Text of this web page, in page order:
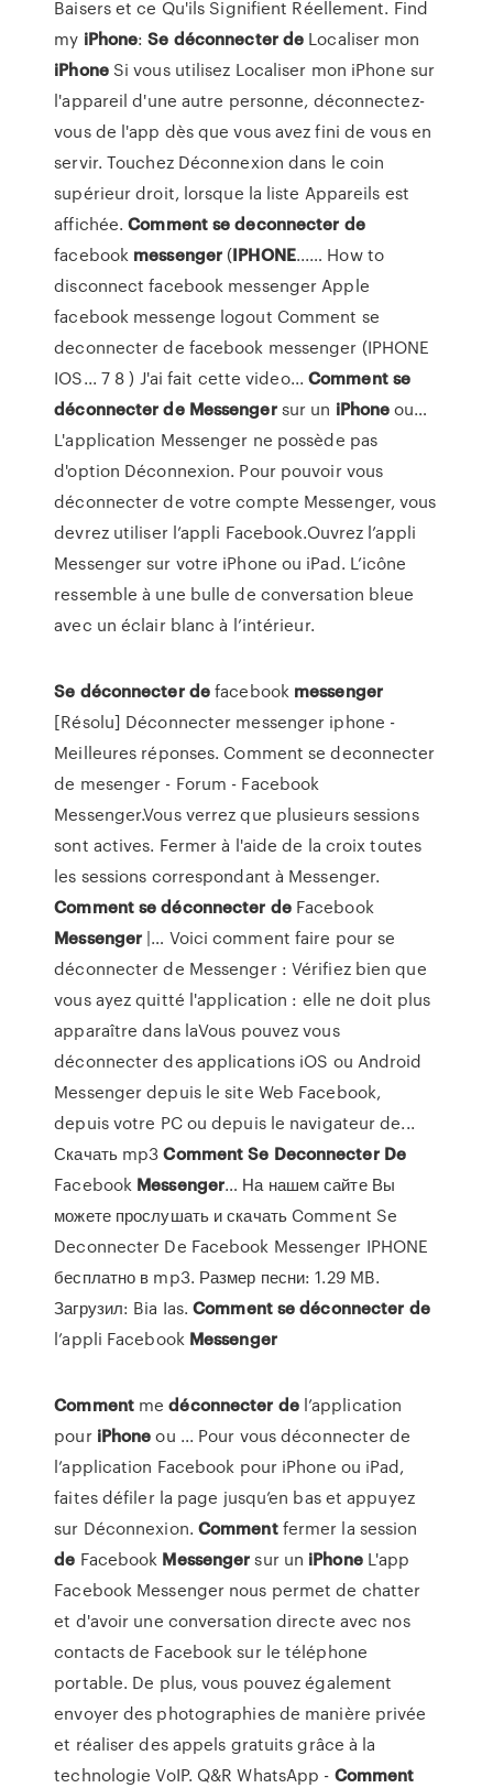
Baisers et ce Qu'ils Signifient Réellement. Find
my iPhone:Se déconnecterde Localiser mon
iPhoneSi vous utilisez Localiser mon iPhone sur
l'appareil d'une autre personne, déconnectez-
vous de l'app dès que vous avez fini de vous en
servir. Touchez Déconnexion dans le coin
supérieur droit, lorsque la liste Appareils est
affichée.Commentse deconnecter de
facebook messenger (IPHONE...… How to
disconnect facebook messenger Apple
facebook messenge logout Comment se
deconnecter de facebook messenger (IPHONE
IOS... 7 8 ) J'ai fait cette video...Comment se
déconnecter de Messengersur un iPhoneou…
L'application Messenger ne possède pas
d'option Déconnexion. Pour pouvoir vous
déconnecter de votre compte Messenger, vous
devrez utiliser l’appli Facebook.Ouvrez l’appli
Messenger sur votre iPhone ou iPad. L’icône
ressemble à une bulle de conversation bleue
avec un éclair blanc à l’intérieur.
Se déconnecter defacebook messenger
[Résolu] Déconnecter messenger iphone -
Meilleures réponses. Comment se deconnecter
de mesenger - Forum - Facebook
Messenger.Vous verrez que plusieurs sessions
sont actives. Fermer à l'aide de la croix toutes
les sessions correspondant à Messenger.
Commentse déconnecter deFacebook
Messenger |… Voici comment faire pour se
déconnecter de Messenger : Vérifiez bien que
vous ayez quitté l'application : elle ne doit plus
apparaître dans laVous pouvez vous
déconnecter des applications iOS ou Android
Messenger depuis le site Web Facebook,
depuis votre PC ou depuis le navigateur de...
Скачать mp3Comment Se Deconnecter De
Facebook Messenger… На нашем сайте Вы
можете прослушать и скачать Comment Se
Deconnecter De Facebook Messenger IPHONE
бесплатно в mp3. Размер песни: 1.29 MB.
Загрузил: Bia Ias.Commentse déconnecter de
l’appli Facebook Messenger
Commentmedéconnecter del’application
pour iPhoneou ... Pour vous déconnecter de
l’application Facebook pour iPhone ou iPad,
faites défiler la page jusqu’en bas et appuyez
sur Déconnexion. Commentfermer la session
de Facebook Messengersur un iPhoneL'app
Facebook Messenger nous permet de chatter
et d'avoir une conversation directe avec nos
contacts de Facebook sur le téléphone
portable. De plus, vous pouvez également
envoyer des photographies de manière privée
et réaliser des appels gratuits grâce à la
technologie VoIP. Q&R WhatsApp - Comment